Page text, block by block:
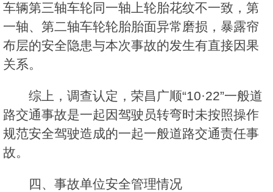
车辆第三轴车轮同一轴上轮胎花纹不一致，第
一轴、第二轴车轮轮胎胎面异常磨损，暴露帘
布层的安全隐患与本次事故的发生有直接因果
关系。
综上，调查认定，荣昌广顺“10·22”一般道
路交通事故是一起因驾驶员转弯时未按照操作
规范安全驾驶造成的一起一般道路交通责任事
故。
四、事故单位安全管理情况